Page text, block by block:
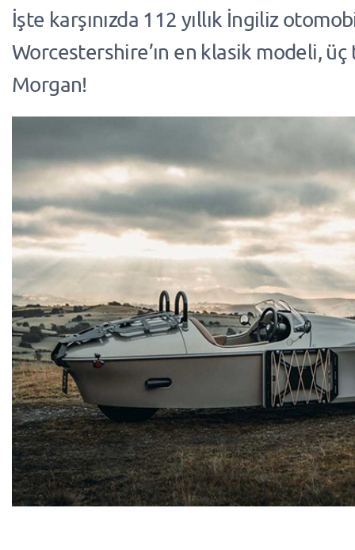
İşte karşınızda 112 yıllık İngiliz
Worcestershire’ın en klasik modeli,
Morgan!